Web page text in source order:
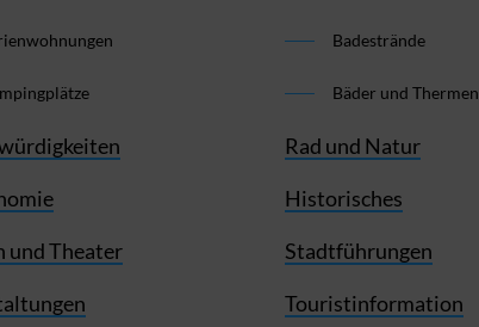
und Theater
Badestrände
Bäder und Thermen
Rad und Natur
Historisches
Stadtführungen
Touristinformation